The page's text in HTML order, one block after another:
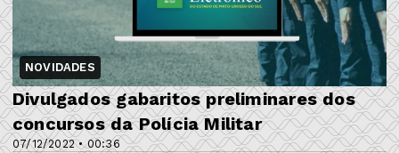
NOVIDADES
07/12/2022 • 00:36
Divulgados gabaritos preliminares dos
concursos da Polícia Militar